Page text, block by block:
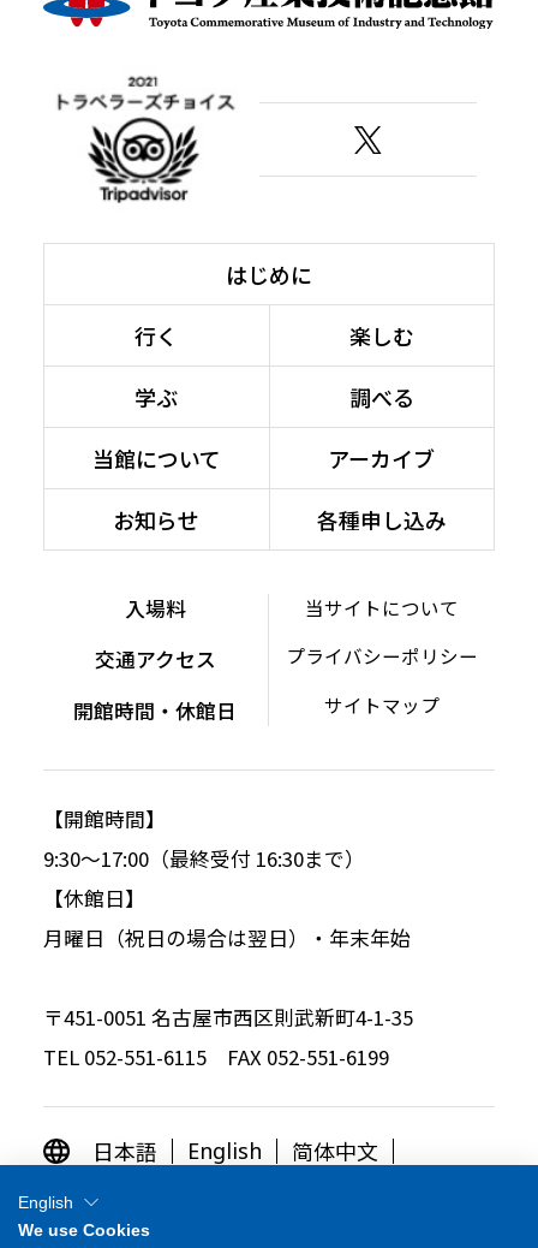
はじめに
行く
楽しむ
学ぶ
調べる
当館について
アーカイブ
お知らせ
各種申し込み
入場料
交通アクセス
開館時間・休館日
当サイトについて
プライバシーポリシー
サイトマップ
【開館時間】
9:30～17:00（最終受付 16:30まで）
【休館日】
月曜日（祝日の場合は翌日）・年末年始
〒451-0051 名古屋市西区則武新町4-1-35
TEL 052-551-6115 FAX 052-551-6199
日本語 English
简体中文
繁体中文
English
We use Cookies